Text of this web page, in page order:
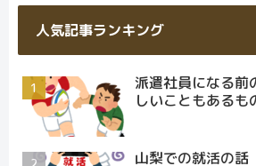
人気記事ランキング
派遣社員になる前
しいこともあるも
山梨での就活の話